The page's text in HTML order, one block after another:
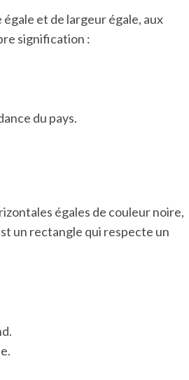
et de largeur égale, aux
signification :
du pays.
égales de couleur noire,
un rectangle qui respecte un